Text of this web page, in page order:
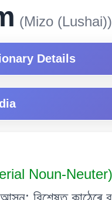
(Mizo (Lushai))
Details
Noun-Neuter)